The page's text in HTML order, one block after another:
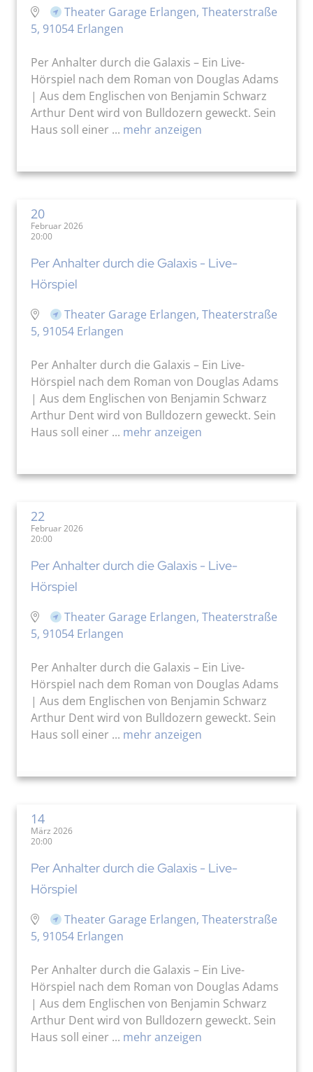
Theater Garage Erlangen, Theaterstraße
5, 91054 Erlangen
Per Anhalter durch die Galaxis – Ein Live-
Hörspiel nach dem Roman von Douglas Adams
| Aus dem Englischen von Benjamin Schwarz
Arthur Dent wird von Bulldozern geweckt. Sein
Haus soll einer ... mehr anzeigen
20
Februar 2026
20:00
Per Anhalter durch die Galaxis - Live-
Hörspiel
Theater Garage Erlangen, Theaterstraße
5, 91054 Erlangen
Per Anhalter durch die Galaxis – Ein Live-
Hörspiel nach dem Roman von Douglas Adams
| Aus dem Englischen von Benjamin Schwarz
Arthur Dent wird von Bulldozern geweckt. Sein
Haus soll einer ... mehr anzeigen
22
Februar 2026
20:00
Per Anhalter durch die Galaxis - Live-
Hörspiel
Theater Garage Erlangen, Theaterstraße
5, 91054 Erlangen
Per Anhalter durch die Galaxis – Ein Live-
Hörspiel nach dem Roman von Douglas Adams
| Aus dem Englischen von Benjamin Schwarz
Arthur Dent wird von Bulldozern geweckt. Sein
Haus soll einer ... mehr anzeigen
14
März 2026
20:00
Per Anhalter durch die Galaxis - Live-
Hörspiel
Theater Garage Erlangen, Theaterstraße
5, 91054 Erlangen
Per Anhalter durch die Galaxis – Ein Live-
Hörspiel nach dem Roman von Douglas Adams
| Aus dem Englischen von Benjamin Schwarz
Arthur Dent wird von Bulldozern geweckt. Sein
Haus soll einer ... mehr anzeigen